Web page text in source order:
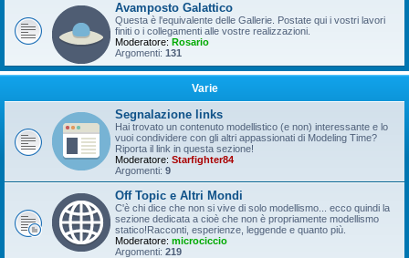
Avamposto Galattico
Questa è l'equivalente delle Gallerie. Postate qui i vostri lavori
finiti o i collegamenti alle vostre realizzazioni.
Moderatore: Rosario
Argomenti: 131
Varie
Segnalazione links
Hai trovato un contenuto modellistico (e non) interessante e lo
vuoi condividere con gli altri appassionati di Modeling Time?
Riporta il link in questa sezione!
Moderatore: Starfighter84
Argomenti: 9
Off Topic e Altri Mondi
C'è chi dice che non si vive di solo modellismo... ecco quindi la
sezione dedicata a cioè che non è propriamente modellismo
statico!Racconti, esperienze, leggende e quanto più.
Moderatore: microciccio
Argomenti: 219